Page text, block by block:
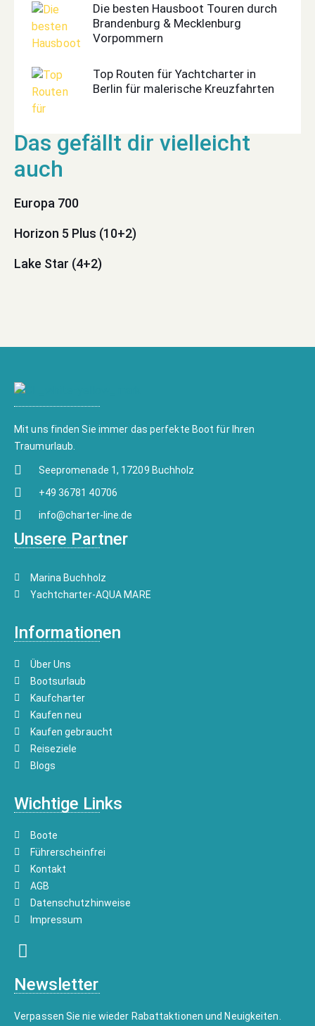
Die besten Hausboot Touren durch
Brandenburg & Mecklenburg
Vorpommern
Top Routen für Yachtcharter in
Berlin für malerische Kreuzfahrten
Europa 700
Horizon 5 Plus (10+2)
Lake Star (4+2)
Mit uns finden Sie immer das perfekte Boot für Ihren
Traumurlaub.
Seepromenade 1, 17209 Buchholz
+49 36781 40706
info@charter-line.de
Unsere Partner
Marina Buchholz
Yachtcharter-AQUA MARE
Informationen
Über Uns
Bootsurlaub
Kaufcharter
Kaufen neu
Kaufen gebraucht
Reiseziele
Blogs
Wichtige Links
Boote
Führerscheinfrei
Kontakt
AGB
Datenschutzhinweise
Impressum
Newsletter
Verpassen Sie nie wieder Rabattaktionen und Neuigkeiten.